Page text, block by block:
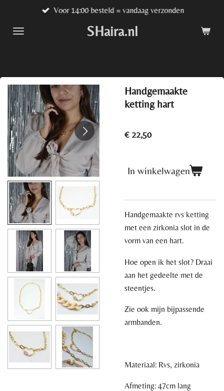
naar
SHaira.nl
Voor 14:00 besteld = vandaag verzonden
Handgemaakte
ketting hart
€ 22,50
In winkelwagen
Handgemaakte rvs ketting
met een zirkonia slot in de
vorm van een hart.
Hoe open ik het slot? Draai
aan het gedeelte met de
steentjes.
Zie ook mijn bijpassende
armbanden.
Materiaal: Rvs, zirkonia
Afmeting: 47cm lang